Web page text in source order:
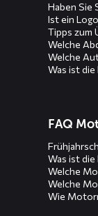
Haben Sie
Ist ein
Tipps zum
Welche
Welche
Was ist
FAQ
Was ist
Welche
Welche
Wie